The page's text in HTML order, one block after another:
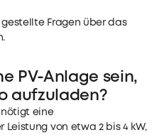
Fragen über das
PV-Anlage sein,
aufzuladen?
eine
von etwa 2 bis 4 kW,